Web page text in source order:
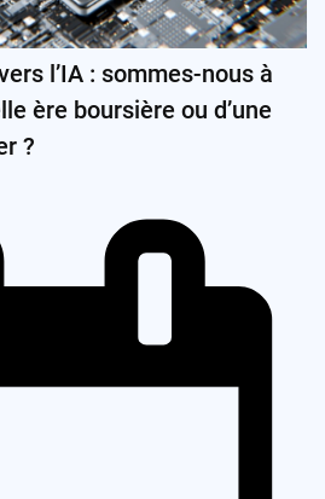
l’IA : sommes-nous à
ère boursière ou d’une
?